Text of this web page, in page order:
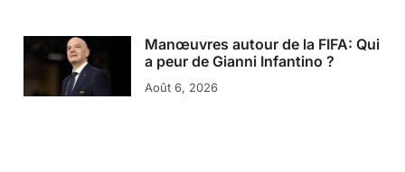
Manœuvres autour de la FIFA: Qui
a peur de Gianni Infantino ?
Août 6, 2026